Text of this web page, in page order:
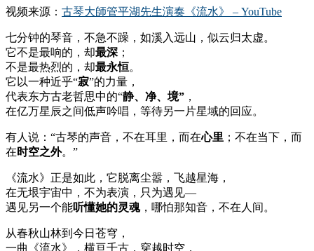
视频来源： 古琴大師管平湖先生演奏《流水》 – YouTube
七分钟的琴音，不急不躁，如溪入远山，似云归太虚。
它不是最响的，却最深 ；
不是最热烈的，却最永恒。
它以一种近乎“寂”的力量，
代表东方古老哲思中的“静、净、境” ，
在亿万星辰之间低声吟唱，等待另一片星域的回应。
有人说：“古琴的声音，不在耳里，而在心里 ；不在当下，而
在 时空之外。”
《流水》正是如此，它脱离尘嚣，飞越星海，
在无垠宇宙中，不为表演，只为遇见—
遇见另一个能听懂她的灵魂，哪怕那知音，不在人间。
从春秋山林到今日苍穹，
一曲《流水》，横亘千古，穿越时空，